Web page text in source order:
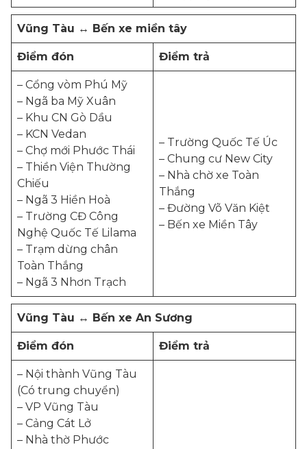
Vũng Tàu ↔ Bến xe miền tây
Điểm đón Điểm trả
– Cổng vòm Phú Mỹ
– Ngã ba Mỹ Xuân
– Khu CN Gò Dầu
– KCN Vedan
– Chợ mới Phước Thái
– Thiền Viện Thường
Chiếu
– Ngã 3 Hiền Hoà
– Trường CĐ Công
Nghệ Quốc Tế Lilama
– Trạm dừng chân
Toàn Thắng
– Ngã 3 Nhơn Trạch
– Trường Quốc Tế Úc
– Chung cư New City
– Nhà chờ xe Toàn
Thắng
– Đường Võ Văn Kiệt
– Bến xe Miền Tây
Vũng Tàu ↔ Bến xe An Sương
Điểm đón Điểm trả
– Nội thành Vũng Tàu
(Có trung chuyển)
– VP Vũng Tàu
– Cảng Cát Lở
– Nhà thờ Phước